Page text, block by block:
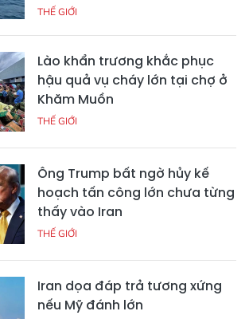
THẾ GIỚI
Lào khẩn trương khắc phục
hậu quả vụ cháy lớn tại chợ ở
Khăm Muồn
THẾ GIỚI
Ông Trump bất ngờ hủy kế
hoạch tấn công lớn chưa từng
thấy vào Iran
THẾ GIỚI
Iran dọa đáp trả tương xứng
nếu Mỹ đánh lớn